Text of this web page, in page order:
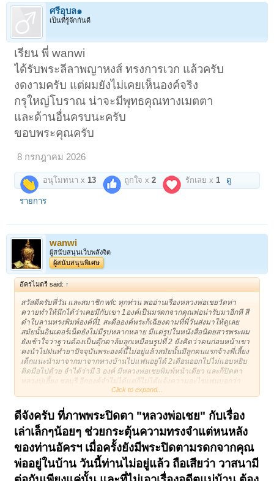
ศรีอุบล๑
เป็นที่รู้จักกันดี
เรียน พี่ wanwi
ได้รับพระลีลาพญาหงส์ ทรงการเวก แล้วครับ
งดงามครับ แต่ผมยังไม่เคยเห็นองค์จริง
กรุใหญ่โบราณ น่าจะมีพุทธคุณทางเมตตา
และด้านอื่นครบนะครับ
ขอบพระคุณครับ
8 กรกฎาคม 2026
อนุโมทนา x13 ถูกใจ x2 รักเลย x1 ดู
รายการ
wanwi
ผู้สนับสนุนเว็บพลังจิต
ผู้สนับสนุนพิเศษ
อัครไมตรี said: ↑
สวัสดีครับพี่วัน และสมาชิก wfc ทุกท่าน พออ่านเรื่องหลวงพ่อเชยวัดท่า
ควายทำให้นึกได้ว่าเคยมีกับเขา 1องค์เป็นมรดกจากคุณพ่อน่ารับมาอีกที สี
ดำใบลานทรงพิมพ์องค์ที่1 สะดือองค์พระก็เฉียงตามที่พี่วันส่งมาให้ดูเลย
สมัยนั้นอินเตอร์เน็ตยังไม่มีรูปหลากหลาย มีแต่รูปในหนังสือนิตยสารพระผม
ยังเข้าใจว่าฐานต้องเป็นตุ๊กตาล้มลุกเหมือนรูปที่ 2 ยังคิดว่าคนก่อนหน้าเขา
คงนำไปฝนทำยาปัจจุบันพระองค์นี้ไม่อยู่แล้วสมัยนั้นมีลูกคนแรกจ้างพี่เลี้ยง
เด็กแนะนำมาจากมาจากทางบ้านไปแฟนอยู่ได้ 2เดือนออกไปไม่แอบหยิบ
ติดมือไปด้วย จำได้ว่ามี 3 องค์ มีหลวงพ่อเชยพิมพ์หน้าเดียว และก็ปิดตา
หลวงปู่เฮี้ยง ชลบุรี อีกองค์จำไม่ได้แต่ก็ไม่ได้แจ้งความอะไรแฟนบอกว่า
คงจะไม่มีเงินน่าจะเอาไปขายผมก็ว่าตามแฟน ผ่านมานานจนลืมแล้วก็ไม่
Click to expand...
ดีจังครับ ที่ภาพพระปิดตา "หลวงพ่อเชย" กับเรื่อง
เล่าเล็กๆน้อยๆ ช่วยกระตุ้นความทรงจำแต่หนหลัง
ของท่านอัครฯ เมื่อครั้งยังมีพระปิดตามรดกจากคุณ
พ่ออยู่ในบ้าน วันนี้ท่านไม่อยู่แล้ว ถือเสียว่า วาสนามี